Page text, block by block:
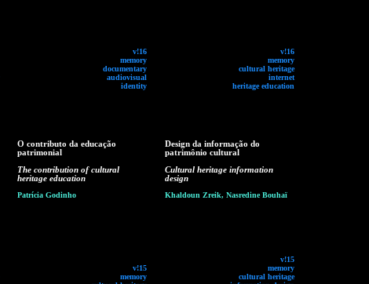
v!16
memory
documentary
audiovisual
identity
v!16
memory
cultural heritage
internet
heritage education
O contributo da educação
patrimonial
The contribution of cultural
heritage education
Patrícia Godinho
v!15
memory
Design da informação do
patrimônio cultural
Cultural heritage information
design
Khaldoun Zreik, Nasredine Bouhaï
v!15
memory
cultural heritage